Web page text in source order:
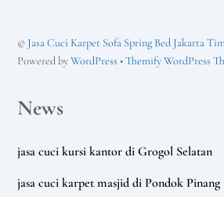
© Jasa Cuci Karpet Sofa Spring Bed Jakarta
Powered byWordPress •Themify WordPress
News
jasa cuci kursi kantor di Grogol Selatan
jasa cuci karpet masjid di Pondok Pinang